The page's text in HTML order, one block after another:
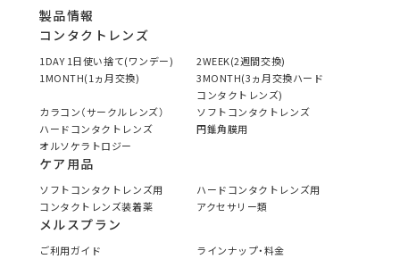
製品情報
コンタクトレンズ
1DAY 1日使い捨て(ワンデー)
2WEEK(2週間交換)
1MONTH(1ヵ月交換)
3MONTH(3ヵ月交換ハード
コンタクトレンズ)
カラコン（サークルレンズ）
ソフトコンタクトレンズ
ハードコンタクトレンズ
円錐角膜用
オルソケラトロジー
ケア用品
ソフトコンタクトレンズ用
ハードコンタクトレンズ用
コンタクトレンズ装着薬
アクセサリー類
メルスプラン
ご利用ガイド
ラインナップ・料金